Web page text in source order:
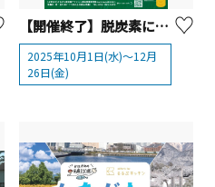
【開催終了】脱炭素につながる商品の購入等でポイントを上乗せ「かながわCO2CO2ポイント+」
2025年10月1日(水)～12月
26日(金)